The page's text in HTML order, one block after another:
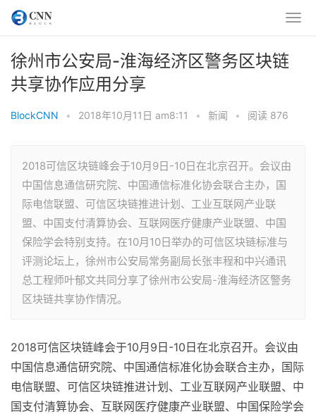
徐州市公安局-淮海经济区警务区块链
共享协作应用分享
BlockCNN • 2018年10月11日 am8:11 • 新闻 • 阅读 876
2018可信区块链峰会于10月9日-10日在北京召开。会议由
中国信息通信研究院、中国通信标准化协会联合主办，国
际电信联盟、可信区块链推进计划、工业互联网产业联
盟、中国支付清算协会、互联网医疗健康产业联盟、中国
保险学会特别支持。在10月10日举办的可信区块链标准与
评测论坛上，徐州市公安局常务副局长张丰程和中兴通讯
总工程师叶郁文共同分享了徐州市公安局-淮海经济区警务
区块链共享协作情况。
2018可信区块链峰会于10月9日-10日在北京召开。会议由
中国信息通信研究院、中国通信标准化协会联合主办，国际
电信联盟、可信区块链推进计划、工业互联网产业联盟、中
国支付清算协会、互联网医疗健康产业联盟、中国保险学会